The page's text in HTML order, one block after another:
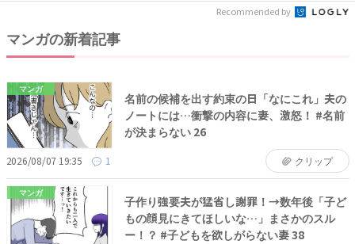
Recommended by
マンガの新着記事
マンガ
名前の候補を出す約束の日「なにこれ」夫の
ノートには…衝撃の内容に妻、激怒！ #名前
が決まらない 26
2026/08/07 19:35 1 クリップ
マンガ
子作り強要夫が猛省し謝罪！→数年後「子ど
もの顔見にきてほしいな…」まさかのスル
ー！？ #子どもを欲しがらない妻 38